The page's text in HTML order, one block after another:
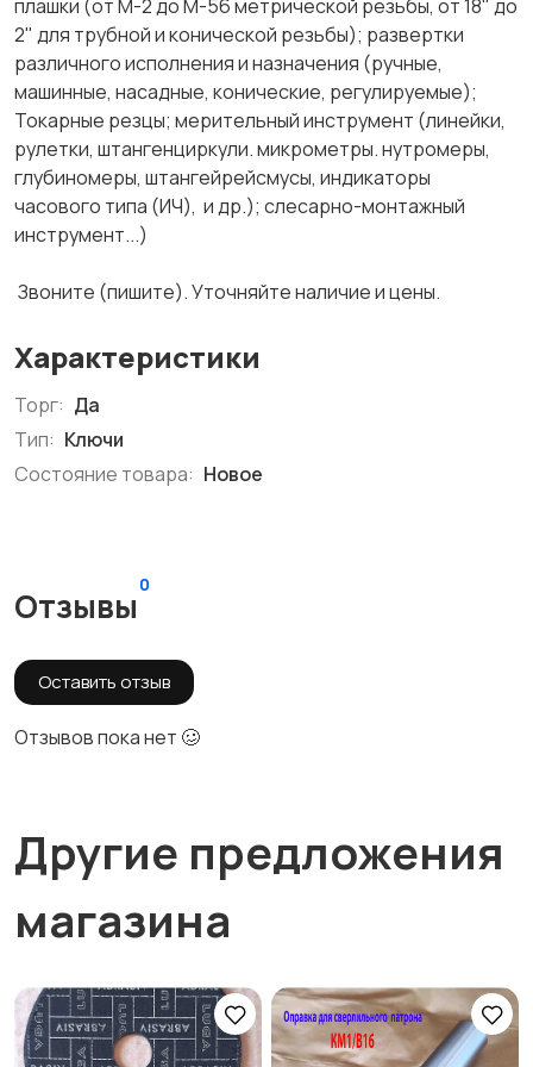
плашки (от М-2 до М-56 метрической резьбы, от 18" до
2" для трубной и конической резьбы); развертки
различного исполнения и назначения (ручные,
машинные, насадные, конические, регулируемые);
Токарные резцы; мерительный инструмент (линейки,
рулетки, штангенциркули. микрометры. нутромеры,
глубиномеры, штангейрейсмусы, индикаторы
часового типа (ИЧ), и др.); слесарно-монтажный
инструмент...)
Звоните (пишите). Уточняйте наличие и цены.
Характеристики
Торг: Да
Тип: Ключи
Состояние товара: Новое
Отзывы
0
Оставить отзыв
Отзывов пока нет 🥴
Другие предложения
магазина